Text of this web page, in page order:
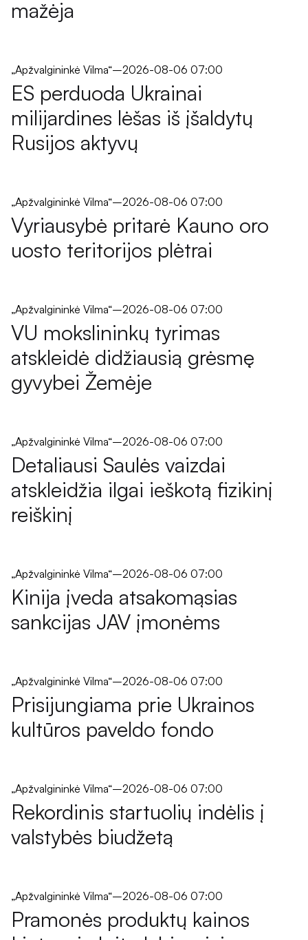
mažėja
„Apžvalgininkė Vilma“–2026-08-06 07:00
ES perduoda Ukrainai
milijardines lėšas iš įšaldytų
Rusijos aktyvų
„Apžvalgininkė Vilma“–2026-08-06 07:00
Vyriausybė pritarė Kauno oro
uosto teritorijos plėtrai
„Apžvalgininkė Vilma“–2026-08-06 07:00
VU mokslininkų tyrimas
atskleidė didžiausią grėsmę
gyvybei Žemėje
„Apžvalgininkė Vilma“–2026-08-06 07:00
Detaliausi Saulės vaizdai
atskleidžia ilgai ieškotą fizikinį
reiškinį
„Apžvalgininkė Vilma“–2026-08-06 07:00
Kinija įveda atsakomąsias
sankcijas JAV įmonėms
„Apžvalgininkė Vilma“–2026-08-06 07:00
Prisijungiama prie Ukrainos
kultūros paveldo fondo
„Apžvalgininkė Vilma“–2026-08-06 07:00
Rekordinis startuolių indėlis į
valstybės biudžetą
„Apžvalgininkė Vilma“–2026-08-06 07:00
Pramonės produktų kainos